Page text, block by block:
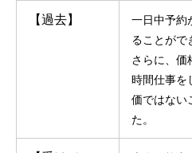
【過去】
一日中予約
ることがで
さらに、価
時間仕事を
価ではない
た。